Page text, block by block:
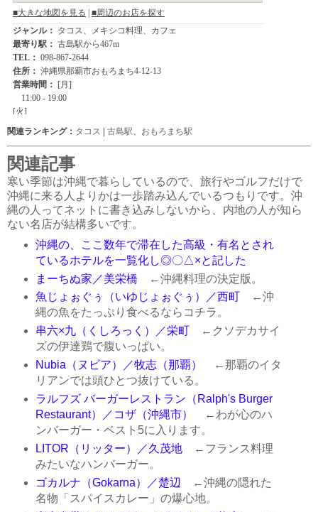
関連ランキング： タコス | 古島駅 おもろまち駅
関連記事
寒い季節は沖縄で暮らしているので、旅行やゴルフだけで
沖縄に来る人よりかは一歩踏み込んでいるつもりです。沖
縄の人ってネットに書き込みしないから、内地の人が知ら
ない名店が結構多いです。
沖縄の、ここ数年で滞在した高級・有名とされ
ているホテルを一覧化し◎〇△×と記した
まーちぬ家／美栄橋 ←沖縄料理の決定版。
魚じょぉぐぅ（いゆじょぉぐぅ）／西町
←沖
縄の魚をたっぷり食べるならコチラ。
串六×九（くしろっく）／栄町←クソデカサイ
ズの伊達鶏で腹いっぱい。
Nubia（ヌビア）／牧志（那覇）
←那覇のイタ
リアンでは頭ひとつ抜けている。
ラルフズ バーガーレストラン（Ralph's Burger
Restaurant）／コザ（沖縄市）
←わが心のハ
ンバーガー・ベスト5に入ります。
LITOR（リッター）／久茂地←フランス料理
みたいなハンバーガー。
ゴカルナ（Gokarna）／楚辺
←沖縄の隠れた
名物「スパイスカレー」の爆心地。